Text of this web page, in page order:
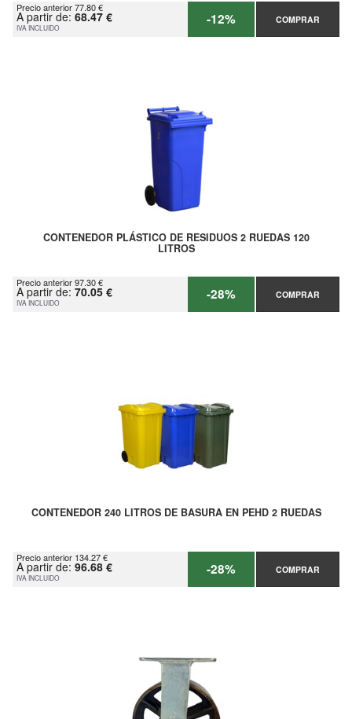
Precio anterior 77.80 €
A partir de: 68.47 €
IVA INCLUIDO -12% COMPRAR
CONTENEDOR PLÁSTICO DE RESIDUOS 2 RUEDAS 120
LITROS
Precio anterior 97.30 €
A partir de: 70.05 €
IVA INCLUIDO -28% COMPRAR
CONTENEDOR 240 LITROS DE BASURA EN PEHD 2 RUEDAS
Precio anterior 134.27 €
A partir de: 96.68 €
IVA INCLUIDO -28% COMPRAR